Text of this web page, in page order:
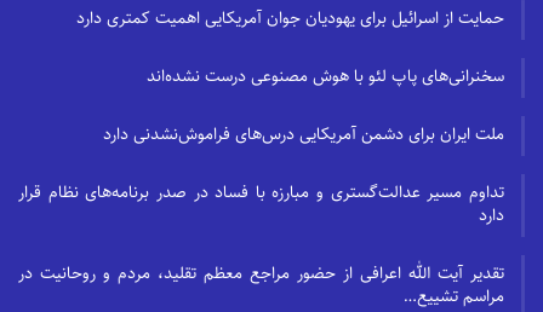
حمایت از اسرائیل برای یهودیان جوان آمریکایی اهمیت کمتری دارد
سخنرانی‌های پاپ لئو با هوش مصنوعی درست نشده‌اند
ملت ایران برای دشمن آمریکایی درس‌های فراموش‌نشدنی دارد
تداوم مسیر عدالت‌گستری و مبارزه با فساد در صدر برنامه‌های نظام قرار
دارد
تقدیر آیت الله اعرافی از حضور مراجع معظم تقلید، مردم و روحانیت در
مراسم تشییع…